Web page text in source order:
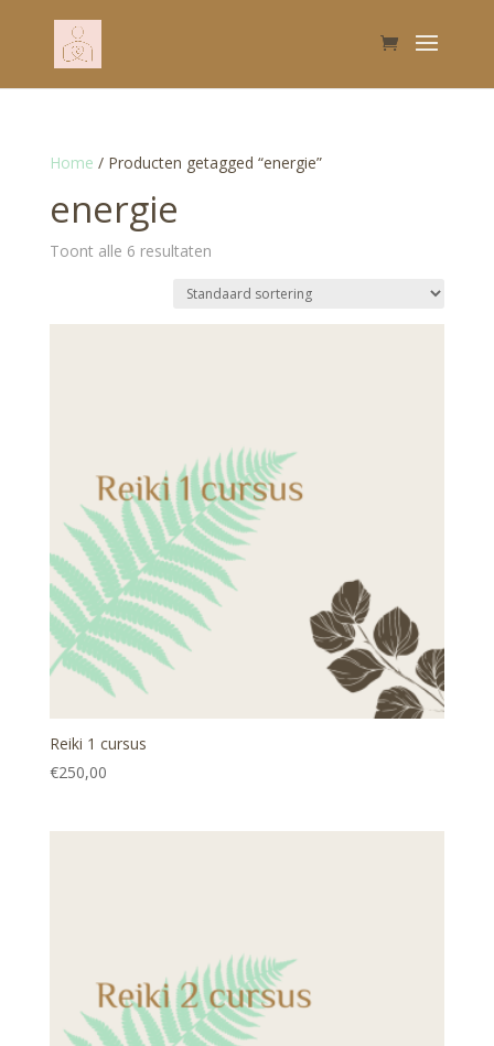
Home / Producten getagged “energie”
energie
Toont alle 6 resultaten
Reiki 1 cursus
€250,00